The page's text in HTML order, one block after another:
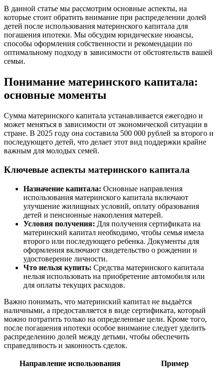
В данной статье мы рассмотрим основные аспекты, на
которые стоит обратить внимание при распределении долей
детей после использования материнского капитала для
погашения ипотеки. Мы обсудим юридические нюансы,
способы оформления собственности и рекомендации по
оптимальному подходу в зависимости от обстоятельств вашей
семьи.
Понимание материнского капитала:
основные моменты
Сумма материнского капитала устанавливается ежегодно и
может меняться в зависимости от экономической ситуации в
стране. В 2025 году она составила 500 000 рублей за второго и
последующего детей, что делает этот вид поддержки крайне
важным для молодых семей.
Ключевые аспекты материнского капитала
Назначение капитала: Основные направления
использования материнского капитала включают
улучшение жилищных условий, оплату образования
детей и пенсионные накопления матерей.
Условия получения: Для получения сертификата на
материнский капитал необходимо, чтобы семья имела
второго или последующего ребенка. Документы для
оформления включают свидетельство о рождении и
удостоверение личности.
Что нельзя купить: Средства материнского капитала
нельзя использовать на приобретение автомобиля или
для оплаты текущих расходов.
Важно понимать, что материнский капитал не выдаётся
наличными, а предоставляется в виде сертификата, который
можно потратить только на определенные цели. Кроме того,
после погашения ипотеки особое внимание следует уделить
распределению долей между детьми, чтобы обеспечить
справедливость и законность сделок.
Направление использования
Пример